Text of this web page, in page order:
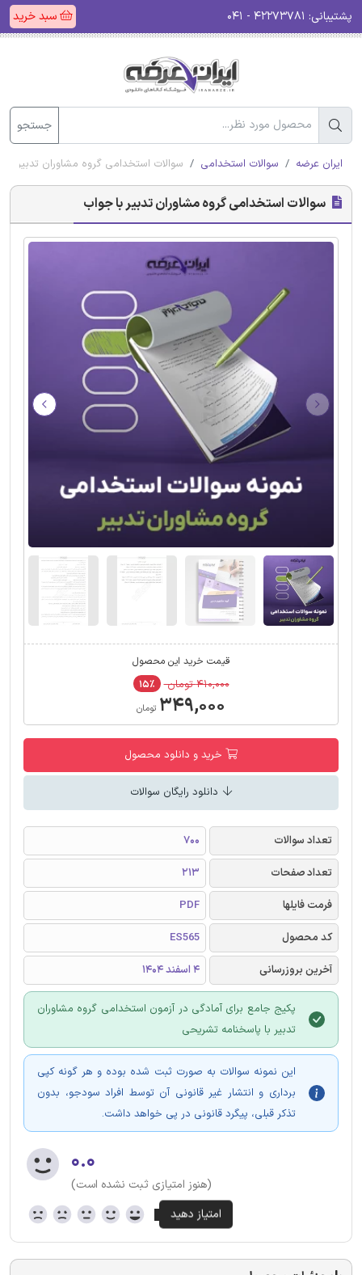
پشتیبانی: سبد خرید
جستجو
ایران عرضه سوالات استخدامی سوالات استخدامی گروه مشاوران تدبیر با
سوالات استخدامی گروه مشاوران تدبیر با جواب
قیمت خرید این محصول
۴۱۰,۰۰۰ تومان ۱۵٪
۳۴۹,۰۰۰ تومان
خرید و دانلود محصول
دانلود رایگان سوالات
تعداد سوالات
700
تعداد صفحات
213
فرمت فایلها
PDF
کد محصول
ES565
آخرین بروزرسانی
4 اسفند 1404
پکیج جامع برای آمادگی در آزمون استخدامی گروه مشاوران
تدبیر با پاسخنامه تشریحی
این نمونه سوالات به صورت ثبت شده بوده و هر گونه کپی
برداری و انتشار غیر قانونی آن توسط افراد سودجو، بدون
تذکر قبلی، پیگرد قانونی در پی خواهد داشت.
۰.۰
(هنوز امتیازی ثبت نشده است)